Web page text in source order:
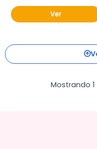
Ver
Mostrando